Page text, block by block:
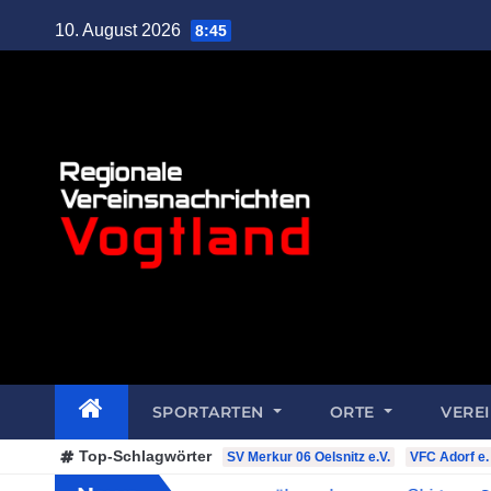
10. August 2026 8:45
SPORTARTEN ORTE
Top-Schlagwörter SV Merkur 06 Oelsnitz e.V. VFC Adorf e.